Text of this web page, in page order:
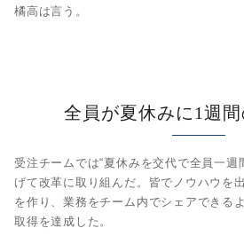
橘高は言う。
全員が夏休みに1週
受注チームでは“夏休みを交代で全員一週
げて改革に取り組んだ。皆でノウハウを
を作り、業務をチーム内でシェアできる
取得を達成した。